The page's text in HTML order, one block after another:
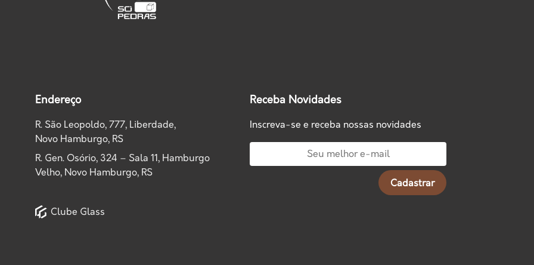
Endereço
R. São Leopoldo, 777, Liberdade,
Novo Hamburgo, RS
R. Gen. Osório, 324 – Sala 11, Hamburgo
Velho, Novo Hamburgo, RS
Clube Glass
Receba Novidades
Inscreva-se e receba nossas novidades
Cadastrar